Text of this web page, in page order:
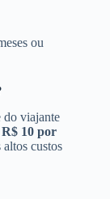
ou
do viajante
R$ 10 por
custos